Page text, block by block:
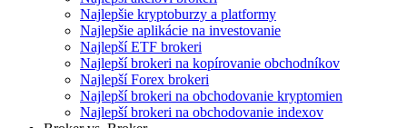
Najlepšie kryptoburzy a platformy
Najlepšie aplikácie na investovanie
Najlepší ETF brokeri
Najlepší brokeri na kopírovanie obchodníkov
Najlepší Forex brokeri
Najlepší brokeri na obchodovanie kryptomien
Najlepší brokeri na obchodovanie indexov